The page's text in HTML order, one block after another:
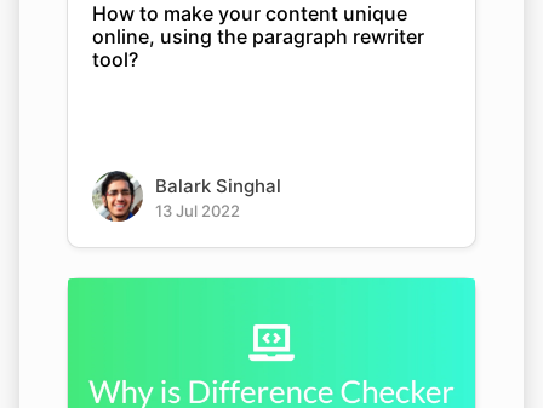
How to make your content unique
online, using the paragraph rewriter
tool?
Balark Singhal
13 Jul 2022